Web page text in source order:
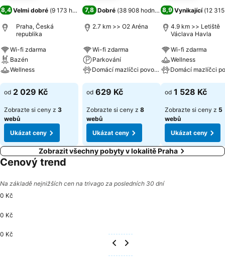
8,4 Velmi dobré (9 173 hodnocení)
Praha, Česká
republika
Wi-fi zdarma
Bazén
Wellness
Ukázat ceny
od 2 029 Kč
Zobrazte si ceny z 3
webů
Ukázat ceny
7,8 Dobré (38 908 hodnocení)
2.7 km >> O2 Aréna
Wi-fi zdarma
Parkování
Domácí mazlíčci povoleni
Ukázat ceny
od 629 Kč
Zobrazte si ceny z 8
webů
Ukázat ceny
8,9 Vynikající (12
4.9 km >> Letiště
Václava Havla
Wi-fi zdarma
Wellness
Ukázat ceny
od 1 528 Kč
Zobrazte si ceny z 5
webů
Ukázat ceny
Zobrazit všechny pobyty v lokalitě Praha
Cenový trend
Na základě nejnižších cen na trivago za posledních 30 dní
0 Kč
0 Kč
0 Kč